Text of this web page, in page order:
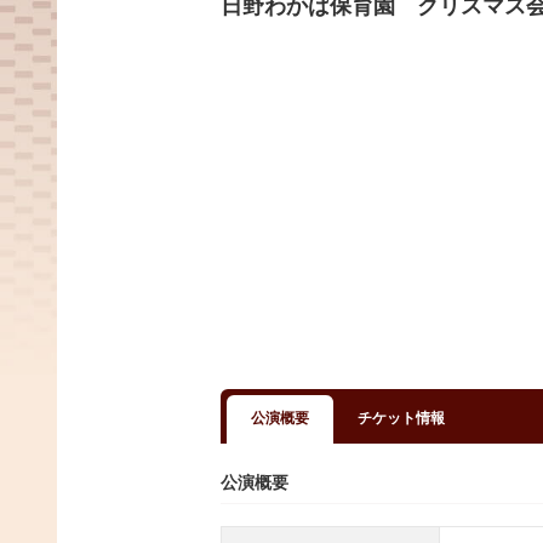
日野わかば保育園 クリスマ
公演概要 チケット情報
公演概要